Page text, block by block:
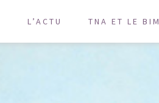
L’ACTU TNA ET LE BIM